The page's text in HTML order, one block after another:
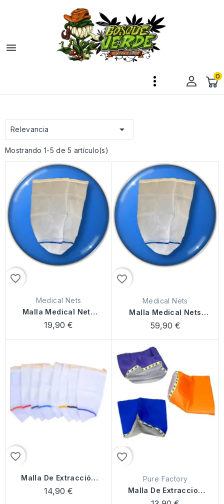

0
Relevancia 
Mostrando 1-5 de 5 artículo(s)
favorite_border
Medical Nets
Malla Medical Nets
20L
19,90 €
favorite_border
Medical Nets
Malla Medical Nets
120L
59,90 €
favorite_border
Malla De Extracción
GBV
14,90 €
favorite_border
Pure Factory
Malla De Extraccion
Pure Factory